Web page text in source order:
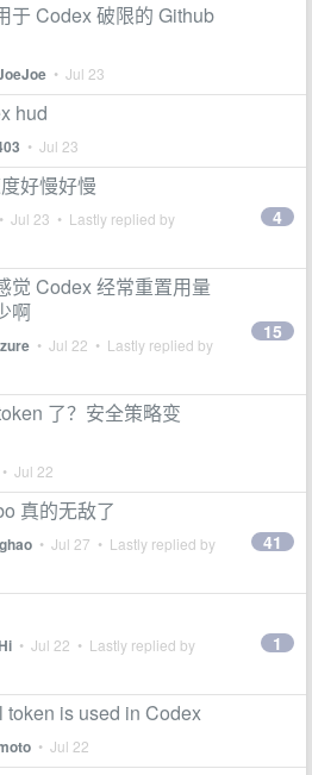
于 Codex 破限的 Github
• Jul 23
hud
• Jul 23
好慢好慢
• Jul 23 • Lastly replied by 4
觉 Codex 经常重置用量
啊
• Jul 22 • Lastly replied by
15
了？安全策略变
• Jul 22
真的无敌了
• Jul 27 • Lastly replied by 41
• Jul 22 • Lastly replied by 1
token is used in Codex
• Jul 22